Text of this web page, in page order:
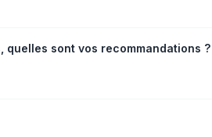
quelles sont vos recommandations ?